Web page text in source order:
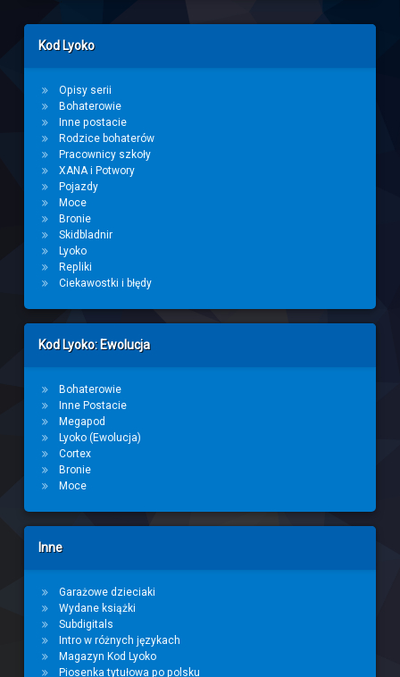
Left Sidebar
Kod Lyoko
Opisy serii
Bohaterowie
Inne postacie
Rodzice bohaterów
Pracownicy szkoły
XANA i Potwory
Pojazdy
Moce
Bronie
Skidbladnir
Lyoko
Repliki
Ciekawostki i błędy
Kod Lyoko: Ewolucja
Bohaterowie
Inne Postacie
Megapod
Lyoko (Ewolucja)
Cortex
Bronie
Moce
Inne
Garażowe dzieciaki
Wydane książki
Subdigitals
Intro w różnych językach
Magazyn Kod Lyoko
Piosenka tytułowa po polsku